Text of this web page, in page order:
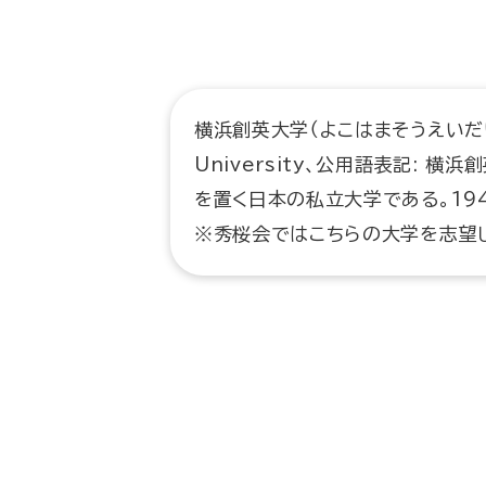
横浜創英大学（よこはまそうえ
University、公用語表記: 横浜創
を置く日本の私立大学である。
※秀桜会ではこちらの大学を志望